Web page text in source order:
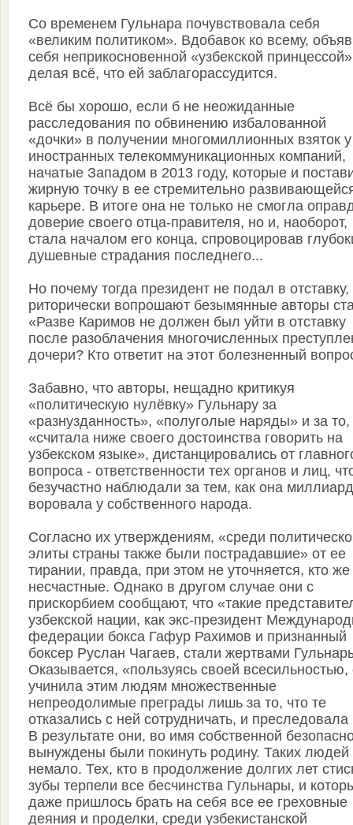
Со временем Гульнара почувствовала себя
«великим политиком». Вдобавок ко всему,
себя неприкосновенной «узбекской
делая всё, что ей заблагорассудится.
Всё бы хорошо, если б не неожиданные
расследования по обвинению избалованной
«дочки» в получении многомиллионных взяток у
иностранных телекоммуникационных компаний,
начатые Западом в 2013 году, которые и
жирную точку в ее стремительно
карьере. В итоге она не только не смогла
доверие своего отца-правителя, но и, наоборот,
стала началом его конца, спровоцировав
душевные страдания последнего...
Но почему тогда президент не подал в отставку,
риторически вопрошают безымянные авторы
«Разве Каримов не должен был уйти в отставку
после разоблачения многочисленных
дочери? Кто ответит на этот болезненный
Забавно, что авторы, нещадно критикуя
«политическую нулёвку» Гульнару за
«разнузданность», «полуголые наряды» и за то,
«считала ниже своего достоинства говорить на
узбекском языке», дистанцировались от
вопроса - ответственности тех органов и лиц,
безучастно наблюдали за тем, как она
воровала у собственного народа.
Согласно их утверждениям, «среди
элиты страны также были пострадавшие» от ее
тирании, правда, при этом не уточняется, кто же
несчастные. Однако в другом случае они с
прискорбием сообщают, что «такие
узбекской нации, как экс-президент
федерации бокса Гафур Рахимов и признанный
боксер Руслан Чагаев, стали жертвами
Оказывается, «пользуясь своей всесильностью,
учинила этим людям множественные
непреодолимые преграды лишь за то, что те
отказались с ней сотрудничать, и преследовала
В результате они, во имя собственной
вынуждены были покинуть родину. Таких людей
немало. Тех, кто в продолжение долгих лет
зубы терпели все бесчинства Гульнары, и
даже пришлось брать на себя все ее греховные
деяния и проделки, среди узбекистанской